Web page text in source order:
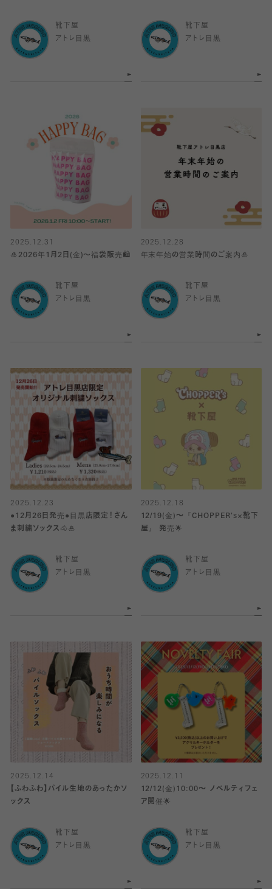
靴下屋
アトレ目黒
靴下屋
アトレ目黒
2025.12.31
🎍2026年1月2日(金)〜福袋販売🛍️
靴下屋
アトレ目黒
2025.12.28
年末年始の営業時間のご案内🎍
靴下屋
アトレ目黒
2025.12.23
●12月26日発売●目黒店限定！さん
ま刺繍ソックス🐴🎍
靴下屋
アトレ目黒
2025.12.18
12/19(金)～『CHOPPER's×靴下
屋』 発売🌟
靴下屋
アトレ目黒
2025.12.14
【ふわふわ】パイル生地のあったかソ
ックス
靴下屋
アトレ目黒
2025.12.11
12/12(金)10:00～ ノベルティフェ
ア開催🌟
靴下屋
アトレ目黒